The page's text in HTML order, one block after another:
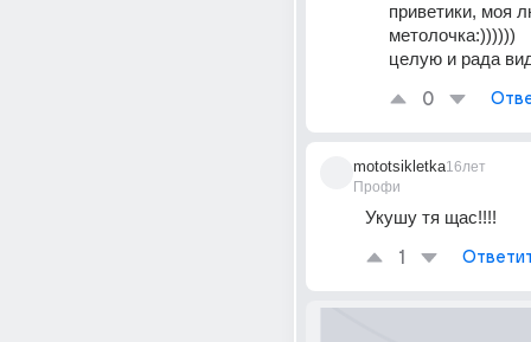
приветики, моя
метолочка:))))))
целую и рада
0
mototsikletka
Профи
16лет
Укушу тя щас!!!!
1